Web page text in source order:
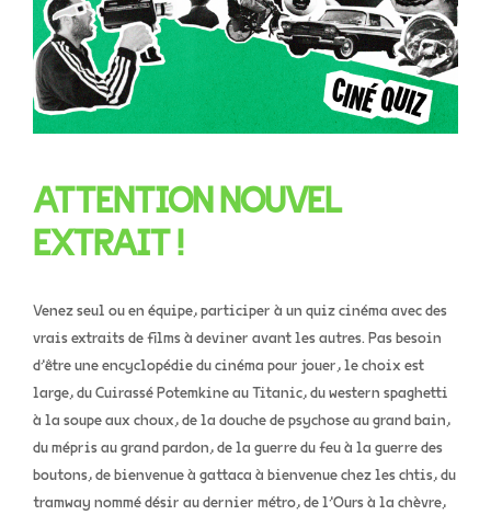
ATTENTION NOUVEL
EXTRAIT !
Venez seul ou en équipe, participer à un quiz cinéma avec des
vrais extraits de films à deviner avant les autres. Pas besoin
d’être une encyclopédie du cinéma pour jouer, le choix est
large, du Cuirassé Potemkine au Titanic, du western spaghetti
à la soupe aux choux, de la douche de psychose au grand bain,
du mépris au grand pardon, de la guerre du feu à la guerre des
boutons, de bienvenue à gattaca à bienvenue chez les chtis, du
tramway nommé désir au dernier métro, de l’Ours à la chèvre,